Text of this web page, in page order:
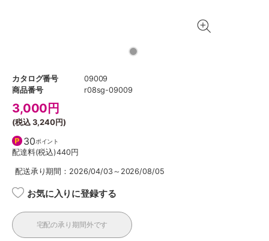
カタログ番号
09009
商品番号
r08sg-09009
3,000 円
(税込3,240円)
30ポイント
配達料(税込)440円
配送承り期間：2026/04/03～2026/08/05
お気に入りに登録する
宅配の承り期間外です